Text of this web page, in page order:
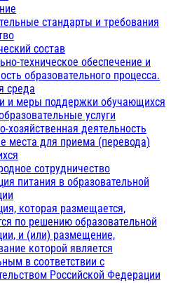
стандарты и требования
состав
техническое обеспечение и
образовательного процесса.
среда
и меры поддержки обучающихся
услуги
хозяйственная деятельность
места для приема (перевода)
сотрудничество
питания в образовательной
которая размещается,
по решению образовательной
и (или) размещение,
которой является
в соответствии с
Российской Федерации